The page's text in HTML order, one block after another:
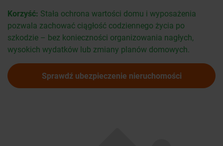
Korzyść: Stała ochrona wartości domu i wyposażenia
pozwala zachować ciągłość codziennego życia po
szkodzie – bez konieczności organizowania nagłych,
wysokich wydatków lub zmiany planów domowych.
Sprawdź ubezpieczenie nieruchomości